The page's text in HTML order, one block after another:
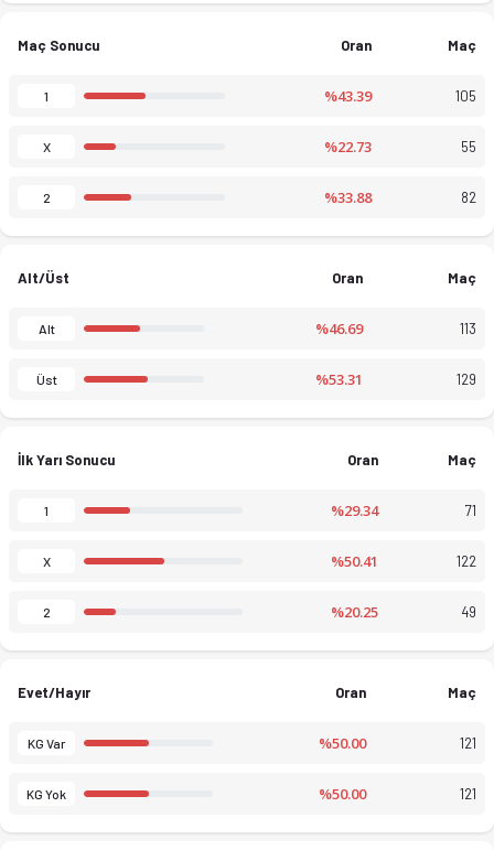
Druga NL 25-26 sezonu puan durumu, haftalık fikstür ve
Maç Sonucu Oran Maç
1 %43.39 105
X %22.73 55
2 %33.88 82
Alt/Üst Oran Maç
Alt %46.69 113
Üst %53.31 129
İlk Yarı Sonucu Oran Maç
1 %29.34 71
X %50.41 122
2 %20.25 49
Evet/Hayır Oran Maç
KG Var %50.00 121
KG Yok %50.00 121